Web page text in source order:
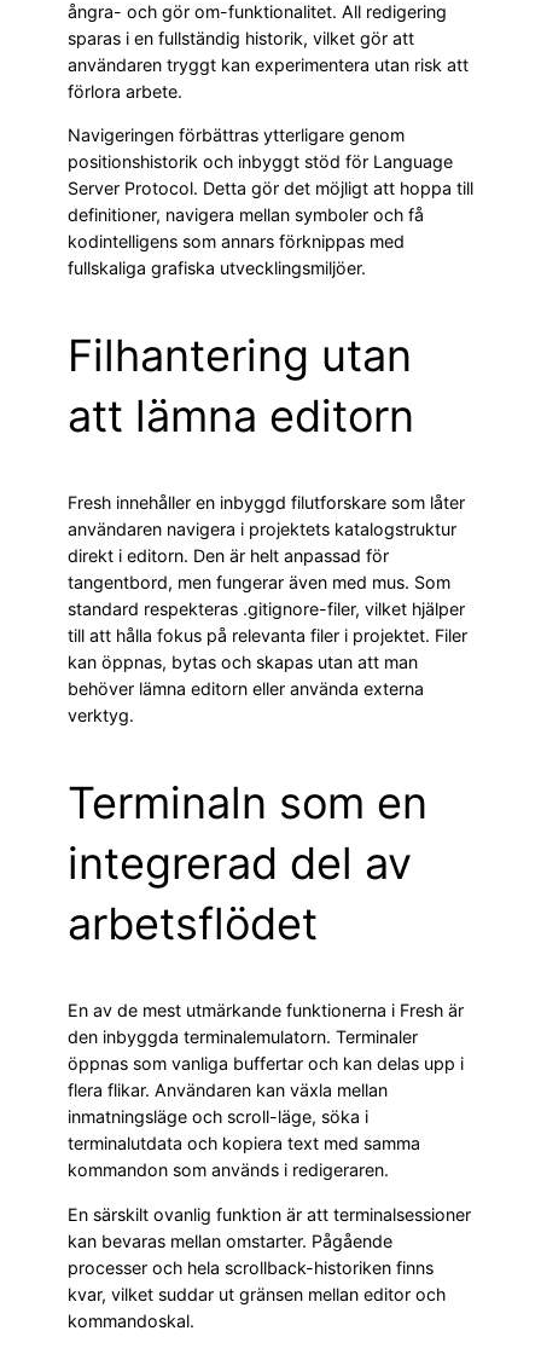
ångra- och gör om-funktionalitet. All redigering
sparas i en fullständig historik, vilket gör att
användaren tryggt kan experimentera utan risk att
förlora arbete.
Navigeringen förbättras ytterligare genom
positionshistorik och inbyggt stöd för Language
Server Protocol. Detta gör det möjligt att hoppa till
definitioner, navigera mellan symboler och få
kodintelligens som annars förknippas med
fullskaliga grafiska utvecklingsmiljöer.
Filhantering utan
att lämna editorn
Fresh innehåller en inbyggd filutforskare som låter
användaren navigera i projektets katalogstruktur
direkt i editorn. Den är helt anpassad för
tangentbord, men fungerar även med mus. Som
standard respekteras .gitignore-filer, vilket hjälper
till att hålla fokus på relevanta filer i projektet. Filer
kan öppnas, bytas och skapas utan att man
behöver lämna editorn eller använda externa
verktyg.
Terminaln som en
integrerad del av
arbetsflödet
En av de mest utmärkande funktionerna i Fresh är
den inbyggda terminalemulatorn. Terminaler
öppnas som vanliga buffertar och kan delas upp i
flera flikar. Användaren kan växla mellan
inmatningsläge och scroll-läge, söka i
terminalutdata och kopiera text med samma
kommandon som används i redigeraren.
En särskilt ovanlig funktion är att terminalsessioner
kan bevaras mellan omstarter. Pågående
processer och hela scrollback-historiken finns
kvar, vilket suddar ut gränsen mellan editor och
kommandoskal.